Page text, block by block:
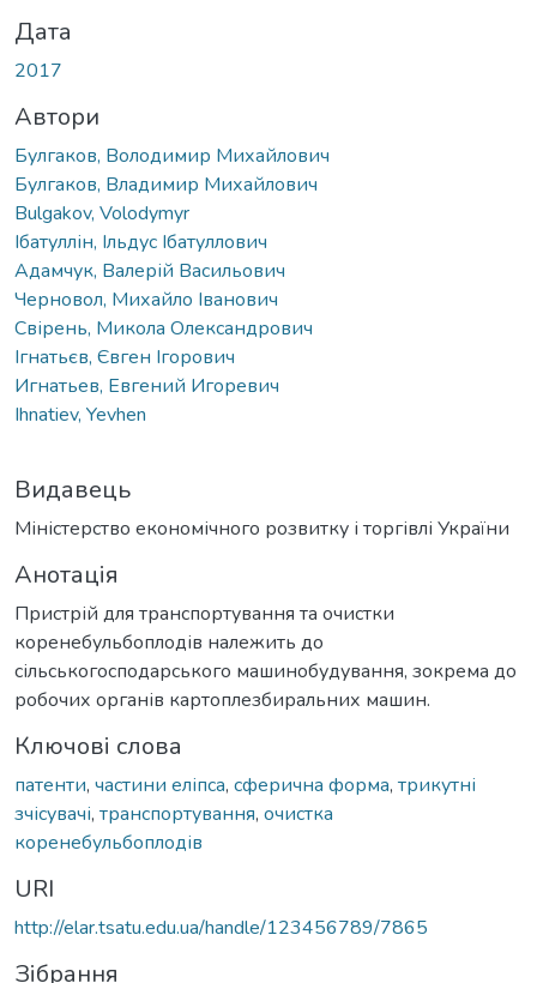
Дата
2017
Автори
Булгаков, Володимир Михайлович
Булгаков, Владимир Михайлович
Bulgakov, Volodymyr
Ібатуллін, Ільдус Ібатуллович
Адамчук, Валерій Васильович
Черновол, Михайло Іванович
Свірень, Микола Олександрович
Ігнатьєв, Євген Ігорович
Игнатьев, Евгений Игоревич
Ihnatiev, Yevhen
Видавець
Міністерство економічного розвитку і торгівлі України
Анотація
Пристрій для транспортування та очистки
коренебульбоплодів належить до
сільськогосподарського машинобудування, зокрема до
робочих органів картоплезбиральних машин.
Ключові слова
патенти, частини еліпса, сферична форма, трикутні
зчісувачі, транспортування, очистка
коренебульбоплодів
URI
http://elar.tsatu.edu.ua/handle/123456789/7865
Зібрання